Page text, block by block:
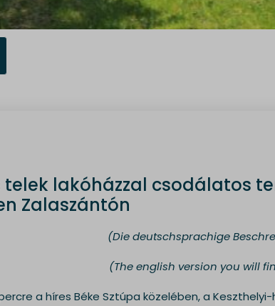
lakóházzal csodálatos
Zalaszántón
(Die deutschsprachige
(The english version you will
a híres Béke Sztúpa közelében, a